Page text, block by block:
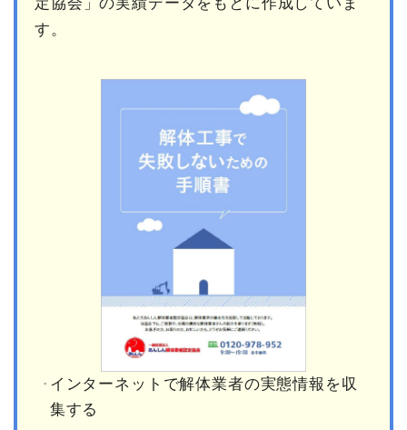
す。
インターネットで解体業者の実態情報を収
集する